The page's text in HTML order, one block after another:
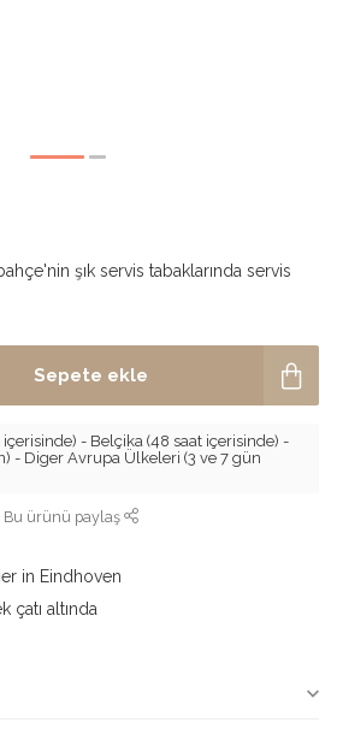
şık servis tabaklarında servis
Sepete ekle
- Belçika (48 saat içerisinde) -
- Diger Avrupa Ülkeleri (3 ve 7 gün
Bu ürünü paylaş
in Eindhoven
çatı altında